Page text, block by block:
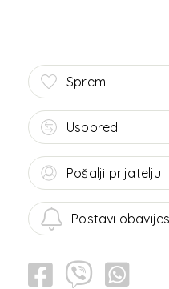
Spremi
Usporedi
Pošalji prijatelju
Postavi